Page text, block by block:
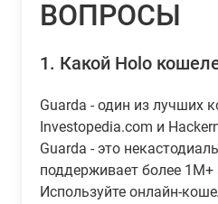
ВОПРОСЫ
1. Какой Holo
Guarda - один из лучших
Investopedia.com и
Guarda - это
поддерживает более 1M+
Используйте онлайн-